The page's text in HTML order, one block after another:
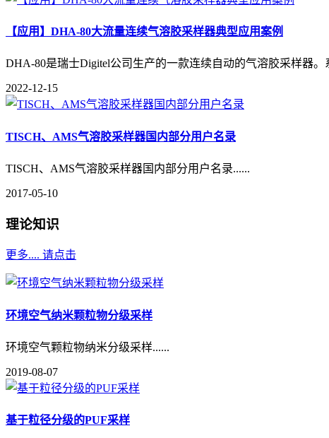
【应用】DHA-80大流量连续气溶胶采样器典型应用案例
DHA-80是瑞士Digitel公司生产的一款连续自动的气溶胶采样器
2022-12-15
TISCH、AMS气溶胶采样器国内部分用户名录
TISCH、AMS气溶胶采样器国内部分用户名录......
2017-05-10
理论知识
更多.... 请点击
环境空气纳米颗粒物分级采样
环境空气颗粒物纳米分级采样......
2019-08-07
基于粒径分级的PUF采样